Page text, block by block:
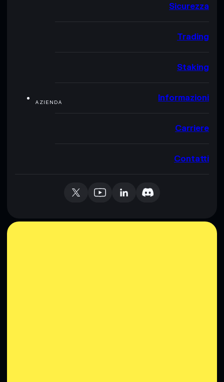
Sicurezza
Trading
Staking
AZIENDA Informazioni
Carriere
Contatti